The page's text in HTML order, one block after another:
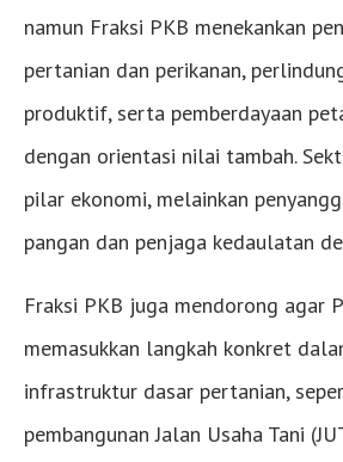
namun Fraksi PKB menekankan
pertanian dan perikanan,
produktif, serta pemberdayaan
dengan orientasi nilai tambah.
pilar ekonomi, melainkan
pangan dan penjaga kedaulatan
Fraksi PKB juga mendorong agar
memasukkan langkah konkret
infrastruktur dasar pertanian,
pembangunan Jalan Usaha Tani